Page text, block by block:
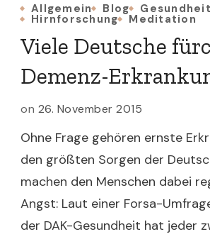
Allgemein Blog Gesundheit
Hirnforschung Meditation
Viele Deutsche
Demenz-
on 26. November 2015
Ohne Frage gehören ernste
den größten Sorgen der
machen den Menschen dabei
Angst: Laut einer Forsa-
der DAK-Gesundheit hat jeder